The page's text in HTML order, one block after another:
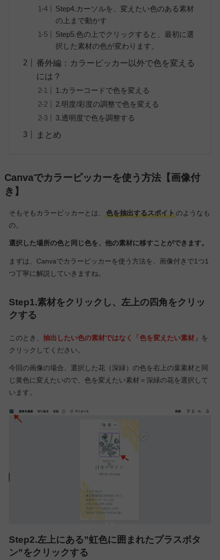
Step4.カーソルを、変えたい色のある素材
の上まで動かす
Step5.色の上でクリックすると、最初に選
択した素材の色が変わります。
番外編：カラーピッカー以外で色を変える
には？
1.カラーコードで色を変える
2.明度/彩度の調整で色を変える
3.透明度で色を調整する
まとめ
Canvaでカラーピッカーを使う方法【画像付
き】
そもそもカラーピッカーとは、 色を抽出するスポイトのようなも
の。
選択した場所の色と同じ色を、他の素材に移すことができます。
まずは、Canvaでカラーピッカーを使う方法を、画像付きで1つ1
つ丁寧に解説していきますね。
Step1.素材をクリックし、左上の四角をクリッ
クする
このとき、 抽出したい色の素材ではなく「色を変えたい素材」
を
クリックしてください。
今回の画像の場合、選択した花（深緑）の色を右上の葉素材と同
じ黄色に変えたいので、色を変えたい素材＝深緑の花を選択して
います。
Step2.左上にある”虹色に囲まれたプラスボタ
ン”をクリックする